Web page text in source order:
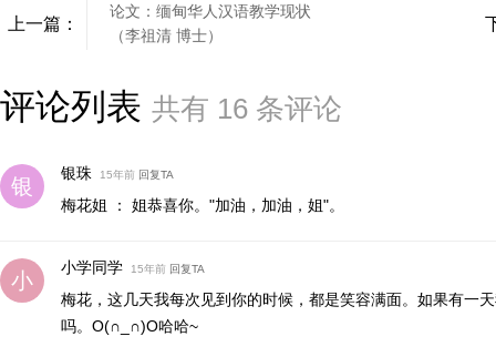
上一篇：
论文：缅甸华人汉语教学现状
（李祖清 博士）
评论列表 共有 16 条评论
银珠 15年前 回复TA
梅花姐 ： 姐恭喜你。"加油，加油，姐"。
小学同学 15年前 回复TA
梅花，这几天我每次见到你的时候，都是笑容满面。如果有一
吗。O(∩_∩)O哈哈~